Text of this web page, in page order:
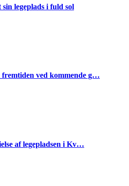
legeplads i fuld sol
ved kommende g…
af legepladsen i Kv…